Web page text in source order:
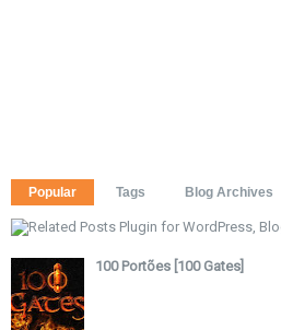
Popular Tags Blog Archives
100 Portões [100 Gates]